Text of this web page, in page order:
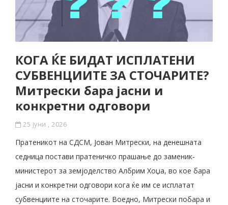
КОГА ЌЕ БИДАТ ИСПЛАТЕНИ
СУБВЕНЦИИТЕ ЗА СТОЧАРИТЕ?
Митрески бара јасни и
конкретни одговори
25 јуни , 2026
Пратеникот на СДСМ, Јован Митрески, на денешната
седница постави пратеничко прашање до заменик-
министерот за земјоделство Албрим Хоџа, во кое бара
јасни и конкретни одговори кога ќе им се исплатат
субвенциите на сточарите. Воедно, Митрески побара и